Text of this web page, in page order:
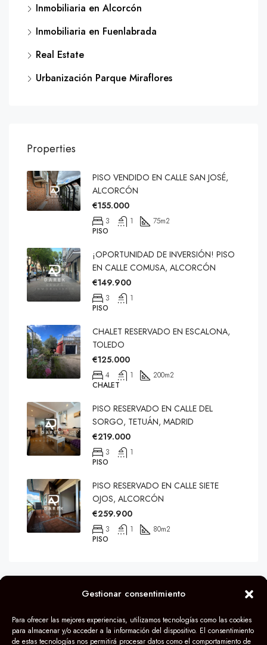
Gestionar consentimiento
Para ofrecer las mejores experiencias, utilizamos tecnologías como las cookies
para almacenar y/o acceder a la información del dispositivo. El consentimiento
de estas tecnologías nos permitirá procesar datos como el comportamiento de
Inmobiliaria en Alcorcón
Inmobiliaria en Fuenlabrada
Real Estate
Urbanización Parque Miraflores
Properties
PISO VENDIDO EN CALLE SAN JOSÉ,
ALCORCÓN
€155.000
3 1 75m2
PISO
¡OPORTUNIDAD DE INVERSIÓN! PISO
EN CALLE COMUSA, ALCORCÓN
€149.900
3
1
PISO
CHALET RESERVADO EN ESCALONA,
TOLEDO
€125.000
4 1 200m2
CHALET
PISO RESERVADO EN CALLE DEL
SORGO, TETUÁN, MADRID
€219.000
3
1
PISO
PISO RESERVADO EN CALLE SIETE
OJOS, ALCORCÓN
€259.900
3 1 80m2
PISO
© Grupo Darek 2024